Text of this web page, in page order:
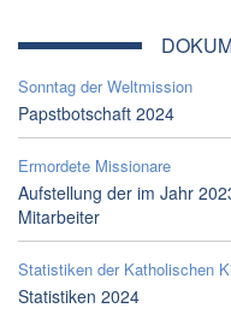
Sonntag der Weltmission
Papstbotschaft 2024
Ermordete Missionare
Aufstellung der im Jahr
Mitarbeiter
Statistiken der Katholischen
Statistiken 2024